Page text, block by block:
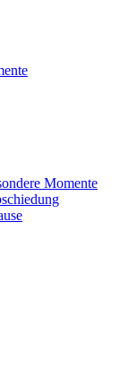
Momente